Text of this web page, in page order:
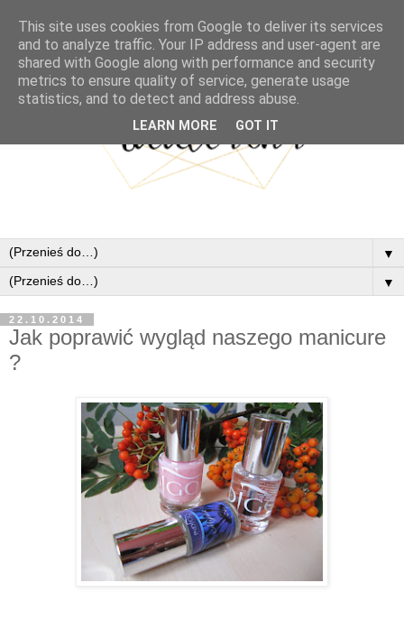
▼
▼
22.10.2014
Jak poprawić wygląd naszego manicure
?
This site uses cookies from Google to deliver its services
and to analyze traffic. Your IP address and user-agent are
shared with Google along with performance and security
metrics to ensure quality of service, generate usage
statistics, and to detect and address abuse.
LEARN MORE GOT IT